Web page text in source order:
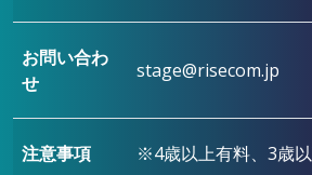
お問い合わ
せ
stage@risecom.jp
注意事項 ※4歳以上有料、3歳